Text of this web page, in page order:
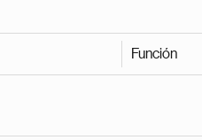
Función